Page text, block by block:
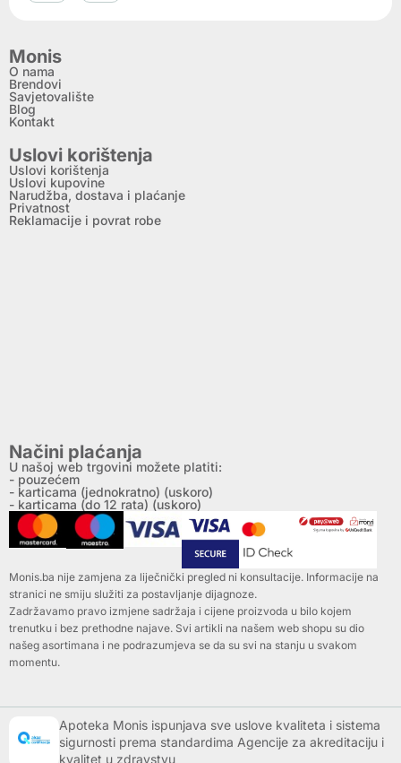
Monis
O nama
Brendovi
Savjetovalište
Blog
Kontakt
Uslovi korištenja
Uslovi korištenja
Uslovi kupovine
Narudžba, dostava i plaćanje
Privatnost
Reklamacije i povrat robe
Načini plaćanja
U našoj web trgovini možete platiti:
- pouzećem
- karticama (jednokratno) (uskoro)
- karticama (do 12 rata) (uskoro)
Monis.ba nije zamjena za liječnički pregled ni konsultacije. Informacije na
stranici ne smiju služiti za postavljanje dijagnoze.
Zadržavamo pravo izmjene sadržaja i cijene proizvoda u bilo kojem
trenutku i bez prethodne najave. Svi artikli na našem web shopu su dio
našeg asortimana i ne podrazumjeva se da su svi na stanju u svakom
momentu.
Apoteka Monis ispunjava sve uslove kvaliteta i sistema
sigurnosti prema standardima Agencije za akreditaciju i
kvalitet u zdravstvu